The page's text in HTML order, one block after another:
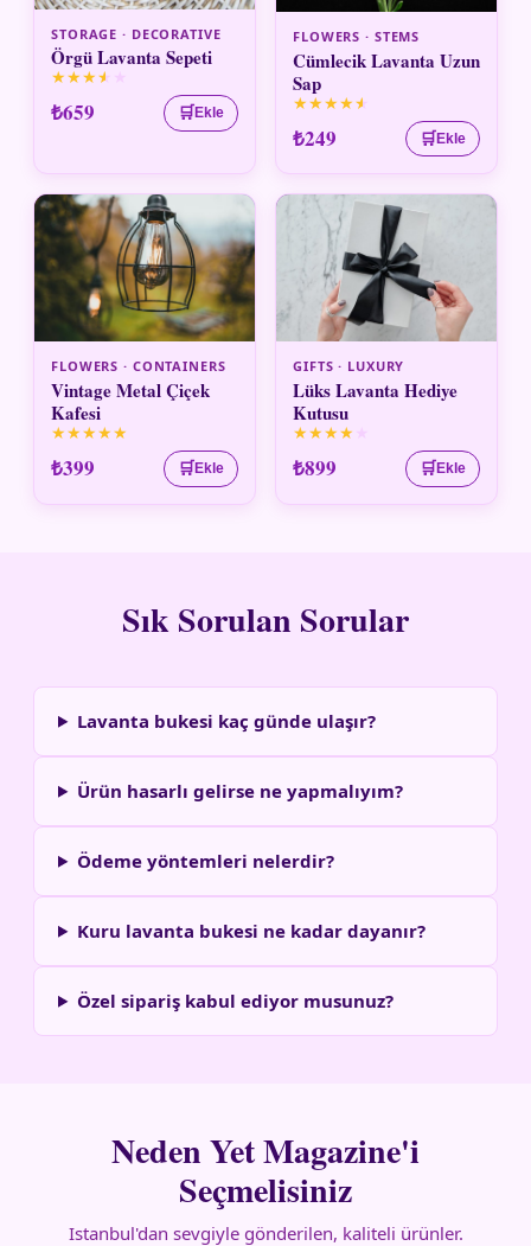
STORAGE · DECORATIVE
Örgü Lavanta Sepeti
★★★★ ★
₺659 🛒Ekle
FLOWERS · STEMS
Cümlecik Lavanta Uzun
Sap
★★★★★
₺249 🛒Ekle
FLOWERS · CONTAINERS
Vintage Metal Çiçek
Kafesi
★★★★★
₺399 🛒Ekle
GIFTS · LUXURY
Lüks Lavanta Hediye
Kutusu
★★★★ ★
₺899 🛒Ekle
Sık Sorulan Sorular
Lavanta bukesi kaç günde ulaşır?
Ürün hasarlı gelirse ne yapmalıyım?
Ödeme yöntemleri nelerdir?
Kuru lavanta bukesi ne kadar dayanır?
Özel sipariş kabul ediyor musunuz?
Neden Yet Magazine'i
Seçmelisiniz
Istanbul'dan sevgiyle gönderilen, kaliteli ürünler.